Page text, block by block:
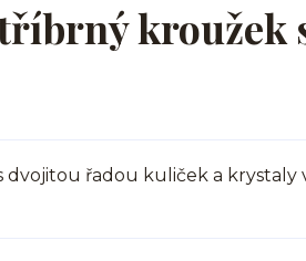
kroužek